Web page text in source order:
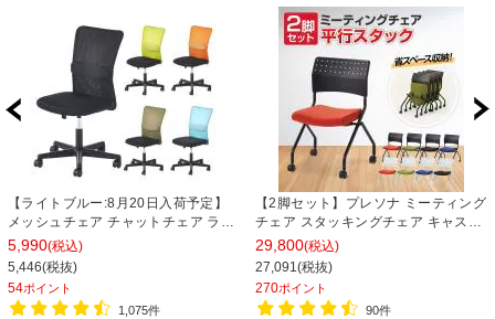
【ライトブルー:8月20日入荷予定】
メッシュチェア チャットチェア ラン
バーサポート オフィスチェア デスク
チェア 会議椅子 幅580×奥行580×高
さ835-930mm
5,990(税込)
5,446(税抜)
54ポイント
1,075件
【2脚セット】プレソナ ミーティング
チェア スタッキングチェア キャスタ
ー付き 座面クッション 幅570×奥行
565×高さ805mm 会議室 収納 法人
大人数 重ねる 会議用椅子 会議用チェ
ア
29,800(税込)
27,091(税抜)
270ポイント
90件